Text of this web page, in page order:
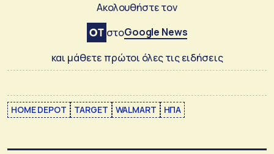
Ακολουθήστε τον
στοGoogle News
και μάθετε πρώτοι όλες τις ειδήσεις
HOME DEPOT TARGET WALMART ΗΠΑ